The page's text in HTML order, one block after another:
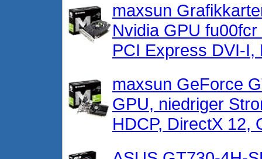
maxsun
Nvidia GPU
PCI Express DVI-I,
maxsun GeForce
GPU, niedriger
HDCP, DirectX 12,